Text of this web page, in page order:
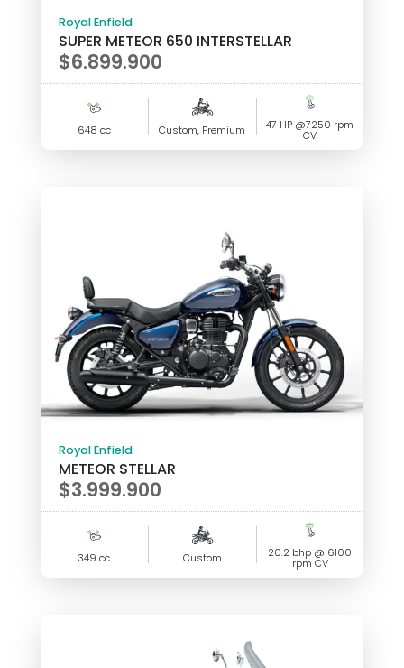
Royal Enfield
SUPER METEOR 650 INTERSTELLAR
$6.899.900
648 cc Custom, Premium 47 HP @7250 rpm
CV
Royal Enfield
METEOR STELLAR
$3.999.900
349 cc Custom 20.2 bhp @ 6100
rpm CV